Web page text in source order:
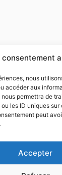
consentement
nous
accéder aux
permettra de
les ID uniques
peut
Accepter